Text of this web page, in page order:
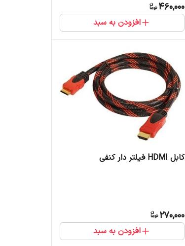
460,000
افزودن به سبد
کابل HDMI فیلتر دار کنفی
270,000
افزودن به سبد